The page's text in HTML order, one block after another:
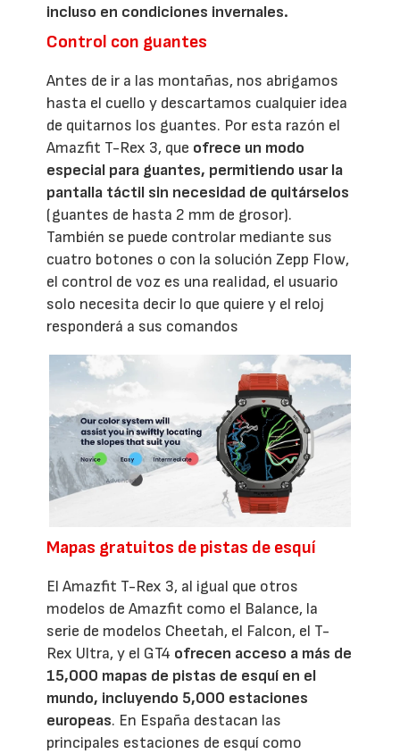
incluso en condiciones invernales.
Control con guantes
Antes de ir a las montañas, nos abrigamos
hasta el cuello y descartamos cualquier idea
de quitarnos los guantes. Por esta razón el
Amazfit T-Rex 3, que ofrece un modo
especial para guantes, permitiendo usar la
pantalla táctil sin necesidad de quitárselos
(guantes de hasta 2 mm de grosor).
También se puede controlar mediante sus
cuatro botones o con la solución Zepp Flow,
el control de voz es una realidad, el usuario
solo necesita decir lo que quiere y el reloj
responderá a sus comandos
Mapas gratuitos de pistas de esquí
El Amazfit T-Rex 3, al igual que otros
modelos de Amazfit como el Balance, la
serie de modelos Cheetah, el Falcon, el T-
Rex Ultra, y el GT4 ofrecen acceso a más de
15,000 mapas de pistas de esquí en el
mundo, incluyendo 5,000 estaciones
europeas. En España destacan las
principales estaciones de esquí como